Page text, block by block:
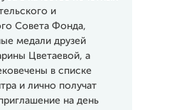
и
Совета Фонда,
медали друзей
Цветаевой, а
в списке
и лично получат
на день